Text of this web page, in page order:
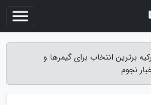
برترین انتخاب برای گیمرها و
نجوم